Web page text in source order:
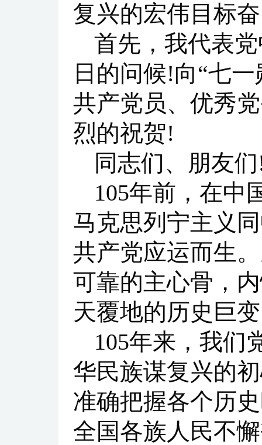
复兴的宏伟目标
首先，我代表
日的问候!向“七
共产党员、优秀
烈的祝贺!
同志们、朋友
105年前，在中
马克思列宁主义
共产党应运而生
可靠的主心骨，
天覆地的历史巨
105年来，我们
华民族谋复兴的
准确把握各个历
全国各族人民不